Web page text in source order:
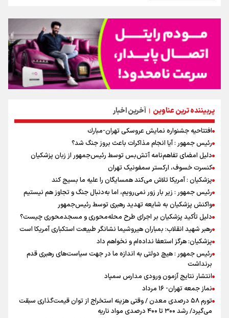
پربیننده ترین عناوین | آخرین اخبار
افتتاحیه جشنواره نمايش عروسكى تهران-مبارك
رئیس جمهور : آیا انجام مذاکرات باعث بروز جنگ شد؟
دلیل امضای تفاهم‌نامه آتش‌بس توسط رئیس‌جمهور از زبان پزشکیان
کنسرت خسوف، ارکستر سمفونیک تهران
پزشکیان : آمریکا تلاش می‌کند همسایگان را علیه ما بسیج کند
رئیس جمهور : زیر بار زور نمی‌رویم، اما به‌دنبال جنگ و تجاوز هم نیستیم
واکنش پزشکیان به شایعه تهدید رهبری توسط رئیس‌جمهور
دلیل تأکید پزشکیان بر اجرای طرح محله‌محوری و مسجدمحوری چیست؟
رهبر شهید انقلاب: بمباران هیروشیما نشانگر طبیعت استکباری آمریکا است
پزشکیان: هرگز استعفا نداده‌ام و نخواهم داد
رئیس جمهور : هیچ دولتی به اندازه ما در جهت سیاست‌های رهبری قدم
برنداشت
انتشار نتایج آزمون ورودی مدارس سمپاد
نماز جمعه تهران- ۱۶ مرداد
تورم ۵۸ درصدی معدن / وقتی هزینه استخراج از توان قیمت‌گذاری سبقت
می‌گیرد/ رشد ۳۰۰ تا ۴۰۰ درصدی مواد ناریه